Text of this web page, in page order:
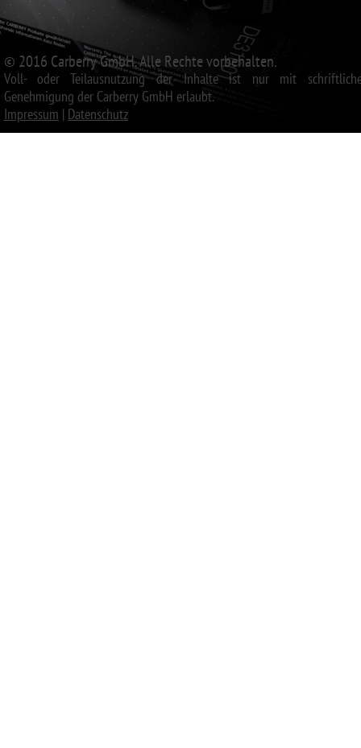
© 2016 Carberry GmbH. Alle Rechte vorbehalten.
Voll- oder Teilausnutzung der Inhalte ist nur mit
Genehmigung der Carberry GmbH erlaubt.
Impressum | Datenschutz